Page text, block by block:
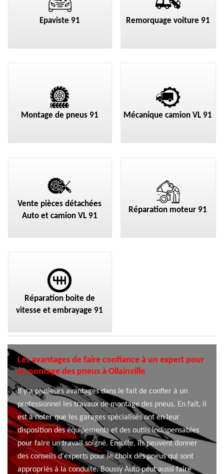
Epaviste 91 Remorquage voiture 91
Montage de pneus 91 Mécanique camion VL 91
Vente pièces détachées
Auto et camion VL 91
Réparation moteur 91
Réparation boite de
vitesse et embrayage 91
Les avantages de faire confiance à un expert pour
le montage des pneus à Ollainville
Il y a plusieurs avantages dans le fait de confier à un
professionnel les travaux de montage des pneus. En fait, il
est à noter que les garages spécialisés ont en leur
disposition des équipements et des outils indispensables
pour faire un travail soigné. Ensuite, ils peuvent donner
des conseils d'experts pour le choix des pneus qui sont
appropriés à la conduite. Boussy Auto peut aussi faire